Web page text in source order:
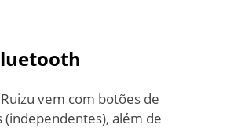
vem com botões de
além de